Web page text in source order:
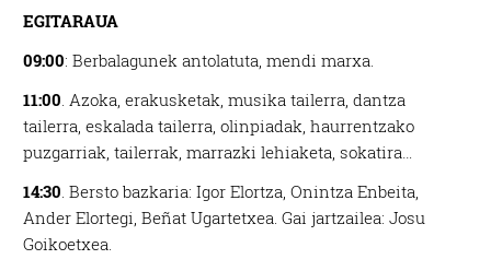
EGITARAUA
09:00: Berbalagunek antolatuta, mendi marxa.
11:00. Azoka, erakusketak, musika tailerra, dantza
tailerra, eskalada tailerra, olinpiadak, haurrentzako
puzgarriak, tailerrak, marrazki lehiaketa, sokatira…
14:30. Bersto bazkaria: Igor Elortza, Onintza Enbeita,
Ander Elortegi, Beñat Ugartetxea. Gai jartzailea: Josu
Goikoetxea.